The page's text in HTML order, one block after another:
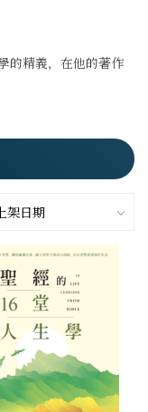
的精義，在他的著作